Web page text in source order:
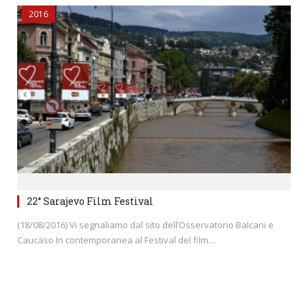
2016
22° Sarajevo Film Festival
(18/08/2016) Vi segnaliamo dal sito dell’Osservatorio Balcani e
Caucaso In contemporanea al Festival del film…